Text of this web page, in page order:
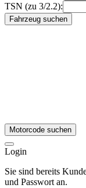
TSN (zu 3/2.2):
Fahrzeug suchen
Motorcode suchen
Login
Sie sind bereits
und Passwort an.